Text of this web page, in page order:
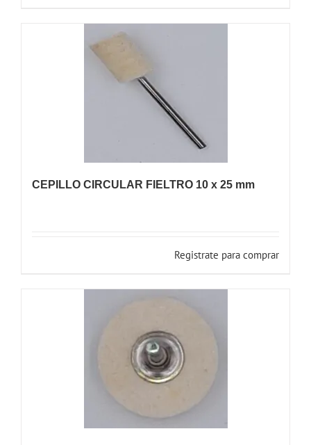
CEPILLO CIRCULAR FIELTRO 10 x 25 mm
Registrate para comprar